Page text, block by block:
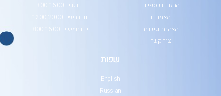
החזרים כספיים
מאמרים
הצהרת נגישות
צור קשר
יום שני - 8:00-16:00
יום רביעי - 12:00-20:00
יום חמישי - 8:00-16:00
שפות
English
Russian